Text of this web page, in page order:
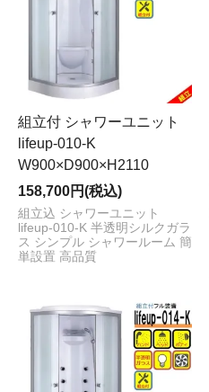
組立付 シャワーユニット
lifeup-010-K
W900×D900×H2110
158,700円(税込)
組立込 シャワーユニット
lifeup-010-K 半透明シルクガラ
ス シンプル シャワールーム 簡
単設置 高品質